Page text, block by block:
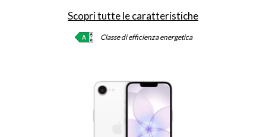
Scopri tutte le caratteristiche
Classe di efficienza energetica